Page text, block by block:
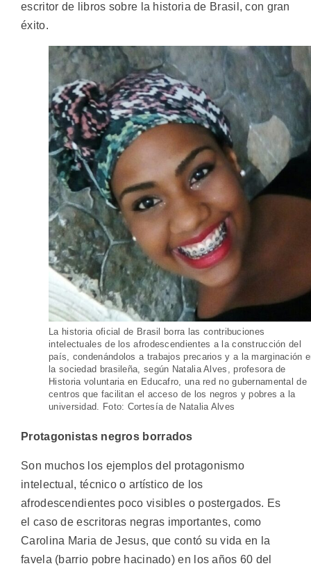
escritor de libros sobre la historia de Brasil, con gran
éxito.
La historia oficial de Brasil borra las contribuciones
intelectuales de los afrodescendientes a la construcción del
país, condenándolos a trabajos precarios y a la marginación
la sociedad brasileña, según Natalia Alves, profesora de
Historia voluntaria en Educafro, una red no gubernamental de
centros que facilitan el acceso de los negros y pobres a la
universidad. Foto: Cortesía de Natalia Alves
Protagonistas negros borrados
Son muchos los ejemplos del protagonismo
intelectual, técnico o artístico de los
afrodescendientes poco visibles o postergados. Es
el caso de escritoras negras importantes, como
Carolina Maria de Jesus, que contó su vida en la
favela (barrio pobre hacinado) en los años 60 del